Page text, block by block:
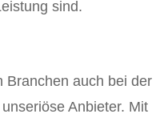
sind.
Branchen auch bei der
Anbieter. Mit